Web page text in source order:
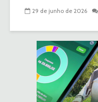
29 de junho de 2026